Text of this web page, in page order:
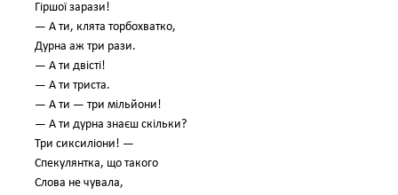
Гіршої зарази!
— А ти, клята торбохватко,
Дурна аж три рази.
— А ти двісті!
— А ти триста.
— А ти — три мільйони!
— А ти дурна знаєш скільки?
Три сиксиліони! —
Спекулянтка, що такого
Слова не чувала,